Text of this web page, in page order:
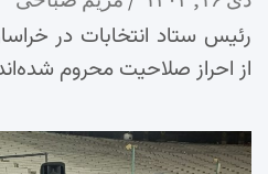
رئیس ستاد انتخابات در
از احراز صلاحیت محروم